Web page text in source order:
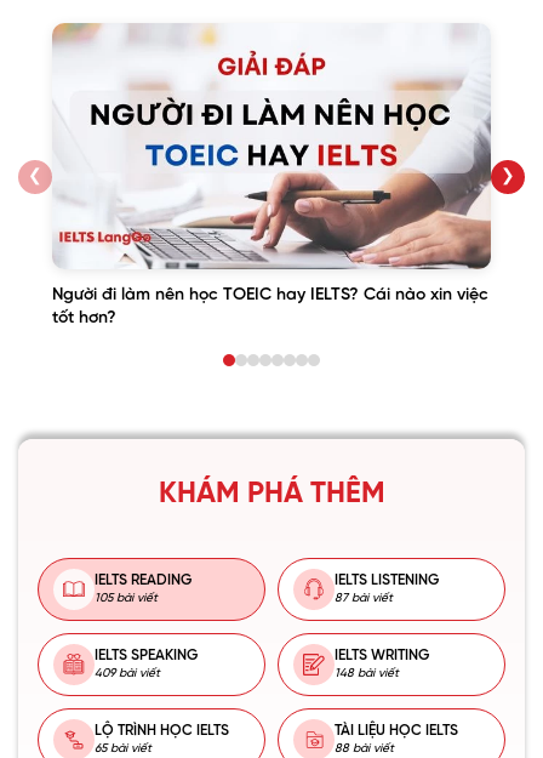
❮
Người đi làm nên học TOEIC hay IELTS? Cái nào xin việc
tốt hơn?
❯
KHÁM PHÁ THÊM
IELTS READING
105 bài viết
IELTS LISTENING
87 bài viết
IELTS SPEAKING
409 bài viết
IELTS WRITING
148 bài viết
LỘ TRÌNH HỌC IELTS
65 bài viết
TÀI LIỆU HỌC IELTS
88 bài viết